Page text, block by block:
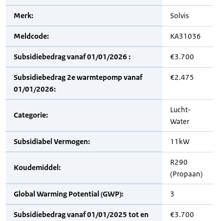
Merk: Solvis
Meldcode: KA31036
Subsidiebedrag vanaf 01/01/2026 : €3.700
Subsidiebedrag 2e warmtepomp vanaf
01/01/2026:
€2.475
Categorie:
Lucht-
Water
Subsidiabel Vermogen: 11kW
Koudemiddel:
R290
(Propaan)
Global Warming Potential (GWP): 3
Subsidiebedrag vanaf 01/01/2025 tot en
€3.700